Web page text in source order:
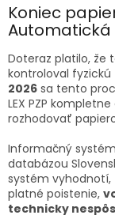
Koniec
Automatická
Doteraz platilo, že
kontroloval
2026 sa tento
LEX PZP
rozhodovať
Informačný
databázou
systém vyhodnotí,
platné poistenie,
technicky